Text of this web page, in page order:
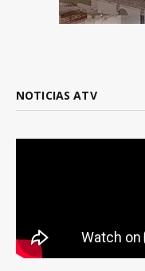
NOTICIAS ATV